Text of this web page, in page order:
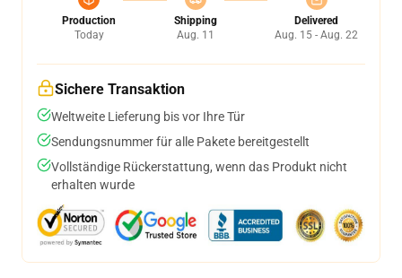
Production
Today
Shipping
Aug. 11
Delivered
Aug. 15 - Aug. 22
Sichere Transaktion
Weltweite Lieferung bis vor Ihre Tür
Sendungsnummer für alle Pakete bereitgestellt
Vollständige Rückerstattung, wenn das Produkt nicht
erhalten wurde